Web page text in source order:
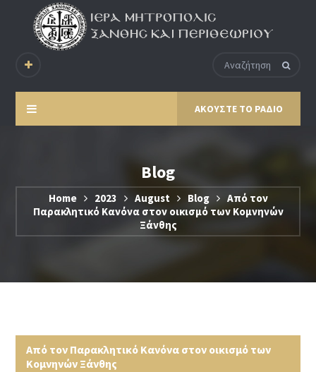
ΑΚΟΥΣΤΕ ΤΟ ΡΑΔΙΟ
Blog
Home 2023 August Blog
Από τον
Παρακλητικό Κανόνα στον οικισμό των Κομνηνών
Ξάνθης
Από τον Παρακλητικό Κανόνα στον οικισμό των
Κομνηνών Ξάνθης